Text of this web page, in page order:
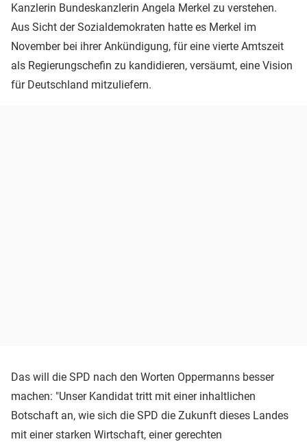
Kanzlerin Bundeskanzlerin Angela Merkel zu verstehen.
Aus Sicht der Sozialdemokraten hatte es Merkel im
November bei ihrer Ankündigung, für eine vierte Amtszeit
als Regierungschefin zu kandidieren, versäumt, eine Vision
für Deutschland mitzuliefern.
Das will die SPD nach den Worten Oppermanns besser
machen: "Unser Kandidat tritt mit einer inhaltlichen
Botschaft an, wie sich die SPD die Zukunft dieses Landes
mit einer starken Wirtschaft, einer gerechten